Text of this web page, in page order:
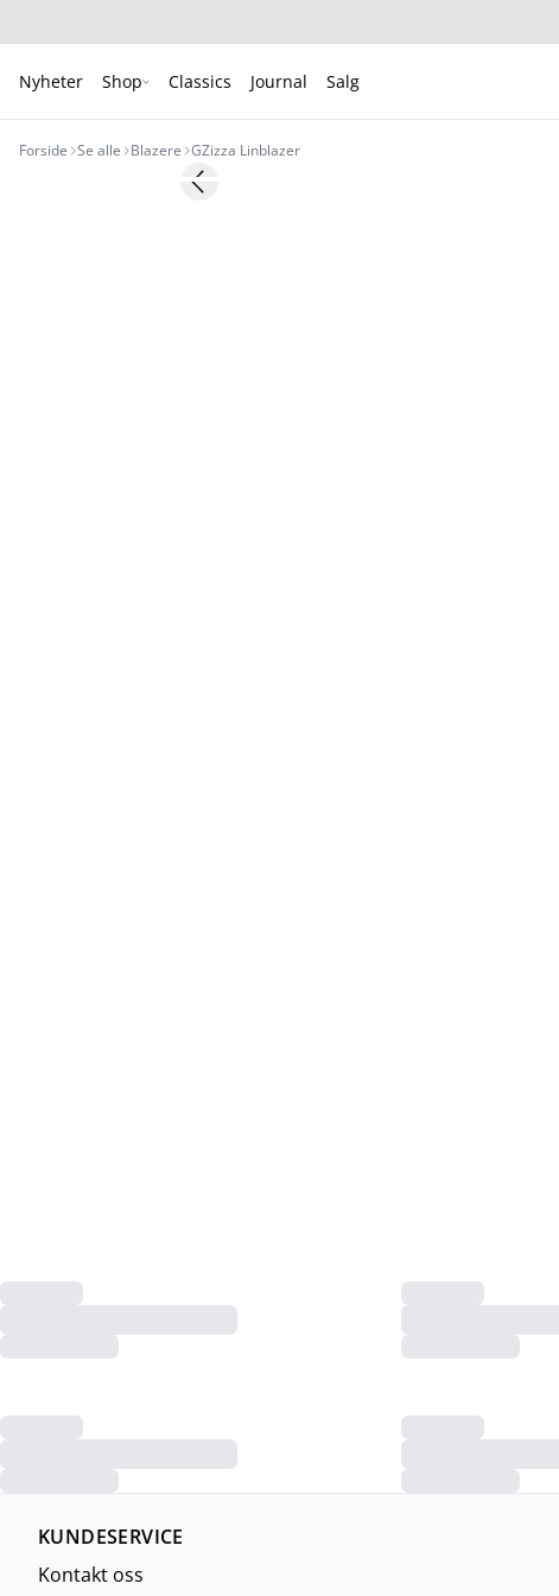
Nyheter Shop Classics Journal Salg
Forside Se alle Blazere GZizza Linblazer
- 50%Previous slide
KUNDESERVICE
Kontakt oss